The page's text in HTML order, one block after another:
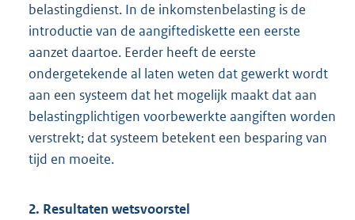
belastingdienst. In de inkomstenbelasting is de
introductie van de aangiftediskette een eerste
aanzet daartoe. Eerder heeft de eerste
ondergetekende al laten weten dat gewerkt wordt
aan een systeem dat het mogelijk maakt dat aan
belastingplichtigen voorbewerkte aangiften worden
verstrekt; dat systeem betekent een besparing van
tijd en moeite.
2. Resultaten wetsvoorstel